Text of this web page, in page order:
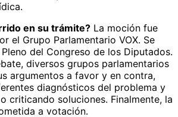
en su trámite? La moción fue
el Grupo Parlamentario VOX. Se
del Congreso de los Diputados.
diversos grupos parlamentarios
argumentos a favor y en contra,
diagnósticos del problema y
criticando soluciones. Finalmente, la
a votación.